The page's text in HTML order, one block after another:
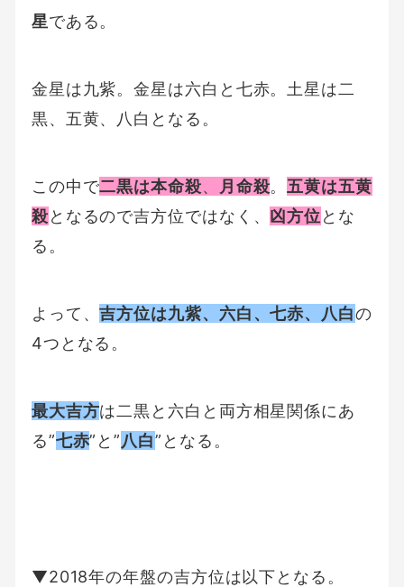
星である。
金星は九紫。金星は六白と七赤。土星は二
黒、五黄、八白となる。
この中で二黒は本命殺、 月命殺。五黄は五黄
殺となるので吉方位ではなく、 凶方位とな
る。
よって、吉方位は九紫、六白、七赤、八白の
4つとなる。
最大吉方は二黒と六白と両方相星関係にあ
る”七赤”と”八白”となる。
▼2018年の年盤の吉方位は以下となる。